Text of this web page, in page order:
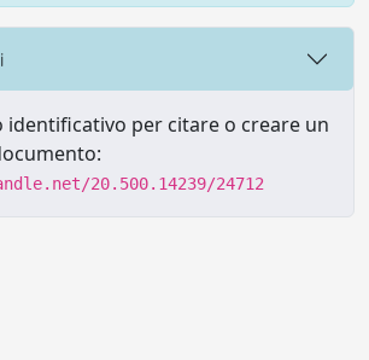
identificativo per citare o creare un
20.500.14239/24712